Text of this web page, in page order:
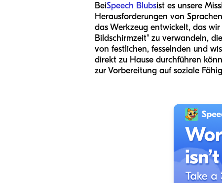
BeiSpeech Blubsist es unsere
Herausforderungen von
das Werkzeug entwickelt, das
Bildschirmzeit" zu verwandeln,
von festlichen, fesselnden und
direkt zu Hause durchführen
zur Vorbereitung auf soziale